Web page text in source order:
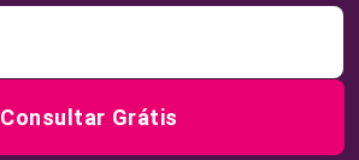
Consultar Grátis